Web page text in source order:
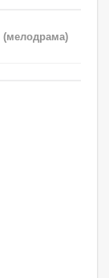
(мелодрама)